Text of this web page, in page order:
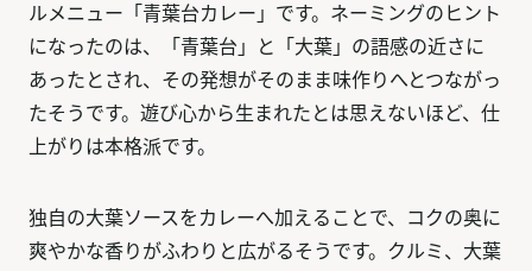
ルメニュー「青葉台カレー」です。ネーミングのヒント
になったのは、「青葉台」と「大葉」の語感の近さに
あったとされ、その発想がそのまま味作りへとつながっ
たそうです。遊び心から生まれたとは思えないほど、仕
上がりは本格派です。
独自の大葉ソースをカレーへ加えることで、コクの奥に
爽やかな香りがふわりと広がるそうです。クルミ、大葉